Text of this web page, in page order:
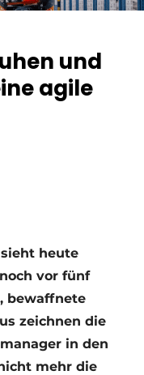
und
agile
heute
vor fünf
bewaffnete
zeichnen die
in den
mehr die